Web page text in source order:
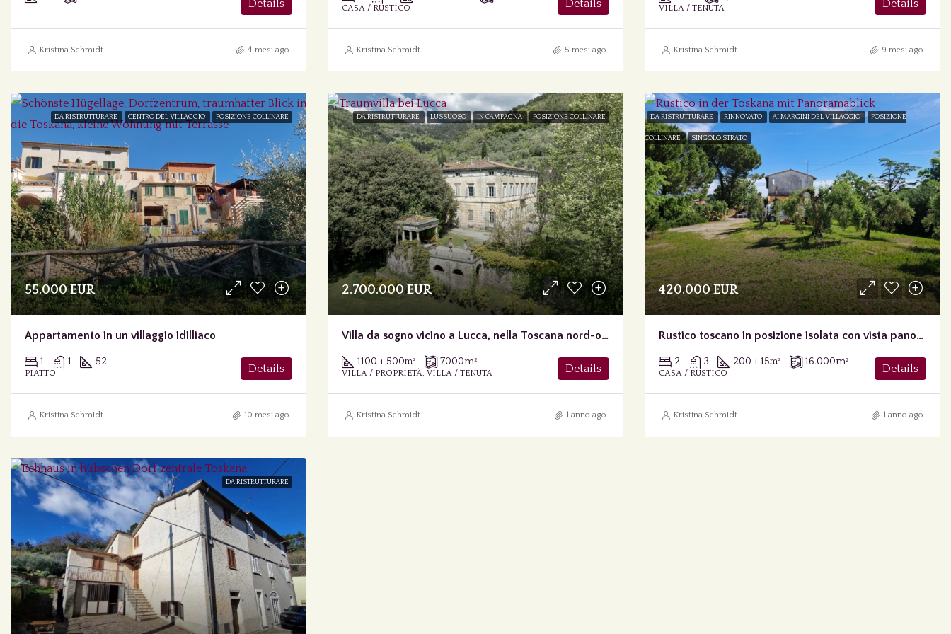
Details
Kristina Schmidt 4 mesi ago
CASA / RUSTICO Details
Kristina Schmidt 5 mesi ago
VILLA / TENUTA Details
Kristina Schmidt 9 mesi ago
DA RISTRUTTURARE CENTRO DEL VILLAGGIO POSIZIONE COLLINARE
55.000 EUR
Appartamento in un villaggio idilliaco
1 1 52
PIATTO Details
Kristina Schmidt 10 mesi ago
DA RISTRUTTURARE LUSSUOSO IN CAMPAGNA POSIZIONE COLLINARE
2.700.000 EUR
Villa da sogno vicino a Lucca, nella Toscana nord-occidentale
1100 + 500m² 7000m²
VILLA / PROPRIETÀ, VILLA / TENUTA Details
Kristina Schmidt 1 anno ago
DA RISTRUTTURARE RINNOVATO AI MARGINI DEL VILLAGGIO POSIZIONE
COLLINARE SINGOLO STRATO
420.000 EUR
Rustico toscano in posizione isolata con vista panoramica
2 3 200 + 15m² 16.000m²
CASA / RUSTICO Details
Kristina Schmidt 1 anno ago
DA RISTRUTTURARE